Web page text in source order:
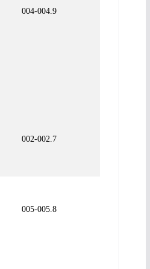
004-004.9
002-002.7
005-005.8